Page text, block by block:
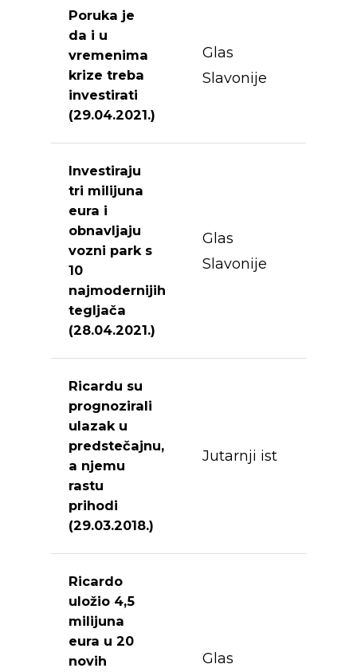
Poruka je
da i u
vremenima
krize treba
investirati
(29.04.2021.)
Glas
Slavonije
Investiraju
tri milijuna
eura i
obnavljaju
vozni park s
10
najmodernijih
tegljača
(28.04.2021.)
Glas
Slavonije
Ricardu su
prognozirali
ulazak u
predstečajnu,
a njemu
rastu
prihodi
(29.03.2018.)
Jutarnji ist
Ricardo
uložio 4,5
milijuna
eura u 20
novih
Glas